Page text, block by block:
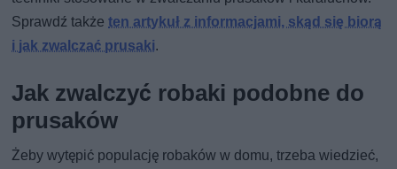
Sprawdź takżeten artykuł z informacjami, skąd się biorą
i jak zwalczać prusaki.
Jak zwalczyć robaki podobne do
prusaków
Żeby wytępić populację robaków w domu, trzeba wiedzieć,